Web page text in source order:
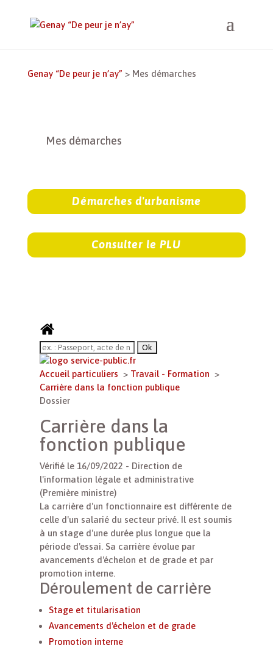
Genay “De peur je n’ay” > Mes démarches
Mes démarches
Démarches d'urbanisme
Consulter le PLU
Accueil particuliers > Travail - Formation >
Carrière dans la fonction publique
Dossier
Carrière dans la
fonction publique
Vérifié le 16/09/2022 - Direction de
l'information légale et administrative
(Première ministre)
La carrière d'un fonctionnaire est différente de
celle d'un salarié du secteur privé. Il est soumis
à un stage d'une durée plus longue que la
période d'essai. Sa carrière évolue par
avancements d'échelon et de grade et par
promotion interne.
Déroulement de carrière
Stage et titularisation
Avancements d'échelon et de grade
Promotion interne